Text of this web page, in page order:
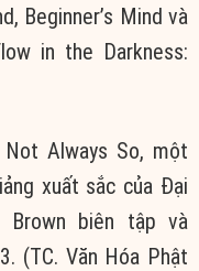
Beginner’s Mind và
in the Darkness:
Always So, một
xuất sắc của Đại
Brown biên tập và
(TC. Văn Hóa Phật